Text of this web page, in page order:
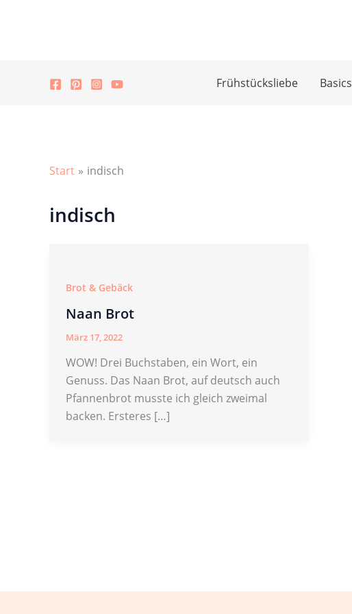
Frühstücksliebe Basics
Start indisch
indisch
Brot & Gebäck
Naan Brot
März 17, 2022
WOW! Drei Buchstaben, ein Wort, ein
Genuss. Das Naan Brot, auf deutsch auch
Pfannenbrot musste ich gleich zweimal
backen. Ersteres […]